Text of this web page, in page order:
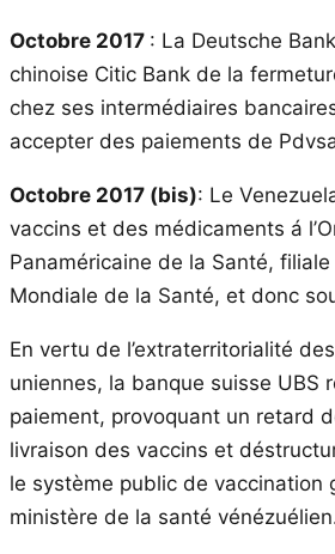
Octobre 2017 : La Deutsche
chinoise Citic Bank de la
chez ses intermédiaires
accepter des paiements de
Octobre 2017 (bis): Le
vaccins et des médicaments á
Panaméricaine de la Santé, filiale
Mondiale de la Santé, et donc
En vertu de l’extraterritorialité
uniennes, la banque suisse UBS
paiement, provoquant un retard
livraison des vaccins et
le système public de vaccination
ministère de la santé